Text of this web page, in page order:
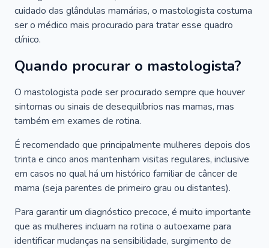
cuidado das glândulas mamárias, o mastologista costuma
ser o médico mais procurado para tratar esse quadro
clínico.
Quando procurar o mastologista?
O mastologista pode ser procurado sempre que houver
sintomas ou sinais de desequilíbrios nas mamas, mas
também em exames de rotina.
É recomendado que principalmente mulheres depois dos
trinta e cinco anos mantenham visitas regulares, inclusive
em casos no qual há um histórico familiar de câncer de
mama (seja parentes de primeiro grau ou distantes).
Para garantir um diagnóstico precoce, é muito importante
que as mulheres incluam na rotina o autoexame para
identificar mudanças na sensibilidade, surgimento de